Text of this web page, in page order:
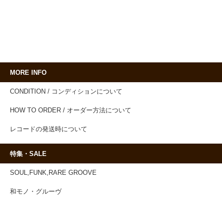
MORE INFO
CONDITION / コンディションについて
HOW TO ORDER / オーダー方法について
レコードの発送時について
特集・SALE
SOUL,FUNK,RARE GROOVE
和モノ・グルーヴ